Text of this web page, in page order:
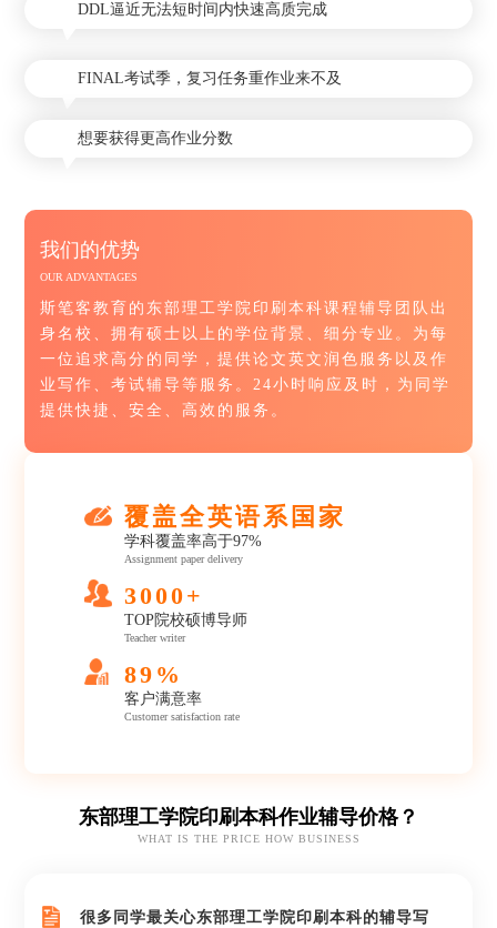
DDL逼近无法短时间内快速高质完成
FINAL考试季，复习任务重作业来不及
想要获得更高作业分数
我们的优势
OUR ADVANTAGES
斯笔客教育的东部理工学院印刷本科课程辅导团队出
身名校、拥有硕士以上的学位背景、细分专业。为每
一位追求高分的同学，提供论文英文润色服务以及作
业写作、考试辅导等服务。24小时响应及时，为同学
提供快捷、安全、高效的服务。
覆盖全英语系国家
学科覆盖率高于97%
Assignment paper delivery
3000+
TOP院校硕博导师
Teacher writer
89%
客户满意率
Customer satisfaction rate
东部理工学院印刷本科作业辅导价格？
WHAT IS THE PRICE HOW BUSINESS
很多同学最关心东部理工学院印刷本科的辅导写